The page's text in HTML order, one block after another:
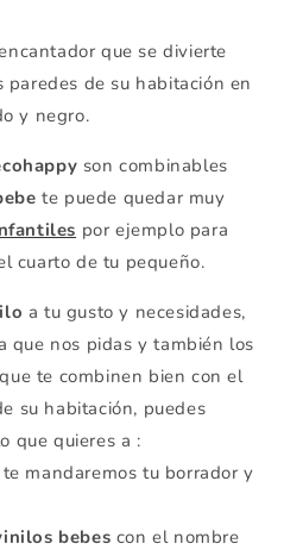
que se divierte
de su habitación en
y negro.
son combinables
te puede quedar muy
por ejemplo para
cuarto de tu pequeño.
a tu gusto y necesidades,
que nos pidas y también los
te combinen bien con el
su habitación, puedes
que quieres a :
mandaremos tu borrador y
bebes con el nombre